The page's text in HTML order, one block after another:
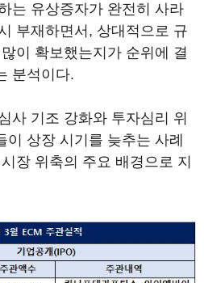
는 유상증자가 완전히 사라
부재하면서, 상대적으로 규
이 확보했는지가 순위에 결
분석이다.
사 기조 강화와 투자심리 위
상장 시기를 늦추는 사례
장 위축의 주요 배경으로 지